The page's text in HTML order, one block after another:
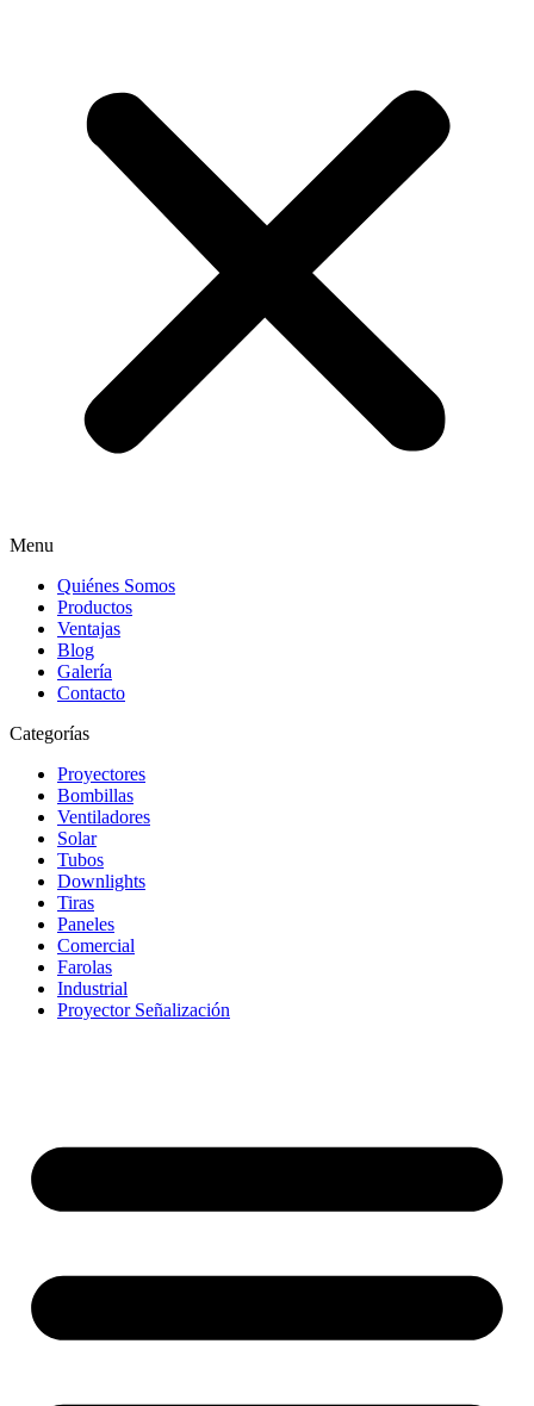
Menu
Quiénes Somos
Productos
Ventajas
Blog
Galería
Contacto
Categorías
Proyectores
Bombillas
Ventiladores
Solar
Tubos
Downlights
Tiras
Paneles
Comercial
Farolas
Industrial
Proyector Señalización